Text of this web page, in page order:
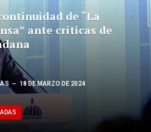
de “La
ante críticas de
18 DE MARZO DE 2024